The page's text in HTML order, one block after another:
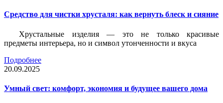
Средство для чистки хрусталя: как вернуть блеск и сияние
Хрустальные изделия — это не только красивые
предметы интерьера, но и символ утонченности и вкуса
Подробнее
20.09.2025
Умный свет: комфорт, экономия и будущее вашего дома